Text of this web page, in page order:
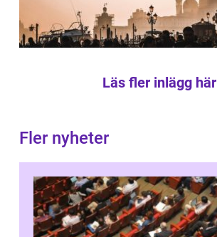
Läs fler inlägg här
Fler nyheter